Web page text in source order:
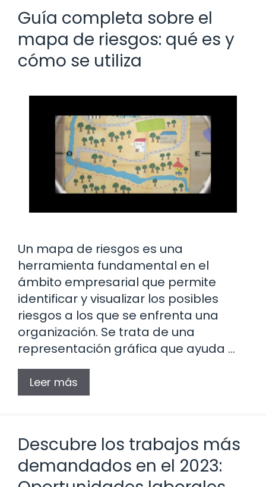
Guía completa sobre el
mapa de riesgos: qué es y
cómo se utiliza
Un mapa de riesgos es una
herramienta fundamental en el
ámbito empresarial que permite
identificar y visualizar los posibles
riesgos a los que se enfrenta una
organización. Se trata de una
representación gráfica que ayuda …
Leer más
Descubre los trabajos más
demandados en el 2023: